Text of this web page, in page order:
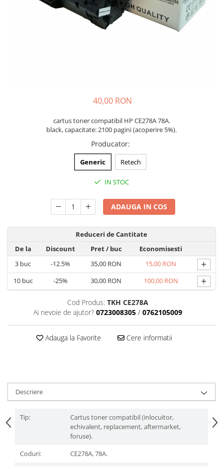
40,00 RON
cartus toner compatibil HP CE278A 78A.
black, capacitate: 2100 pagini (acoperire 5%).
Producator:
Generic Retech
IN STOC
ADAUGA IN COS
Reduceri de Cantitate
De la
Discount Pret/ buc
Economisesti
3 buc -12.5% 35,00 RON 15,00 RON +
10buc -25% 30,00 RON 100,00 RON +
Cod Produs: TKH CE278A
Ai nevoie de ajutor? 0723008305 / 0762105009
Adauga la Favorite Cere informatii
Descriere
Tip:
Cartus toner compatibil (inlocuitor,
echivalent, replacement, aftermarket,
foruse).
Coduri:
CE278A, 78A.